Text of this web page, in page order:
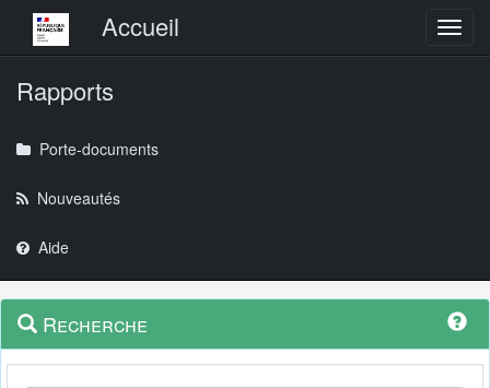
Menu principalAccueil
Rapports
Porte-documents
Nouveautés
Aide
Navigation
outils
Menu
contextuel
Recherche